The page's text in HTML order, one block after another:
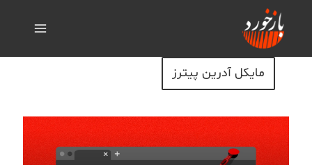
مایکل آدرین پیترز